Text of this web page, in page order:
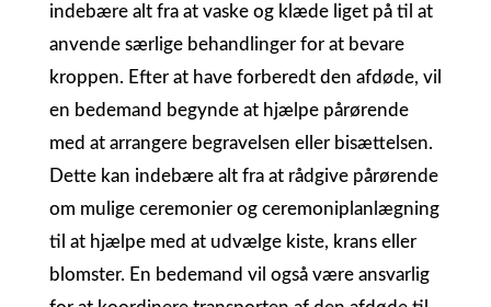
indebære alt fra at vaske og klæde liget på til at
anvende særlige behandlinger for at bevare
kroppen. Efter at have forberedt den afdøde, vil
en bedemand begynde at hjælpe pårørende
med at arrangere begravelsen eller bisættelsen.
Dette kan indebære alt fra at rådgive pårørende
om mulige ceremonier og ceremoniplanlægning
til at hjælpe med at udvælge kiste, krans eller
blomster. En bedemand vil også være ansvarlig